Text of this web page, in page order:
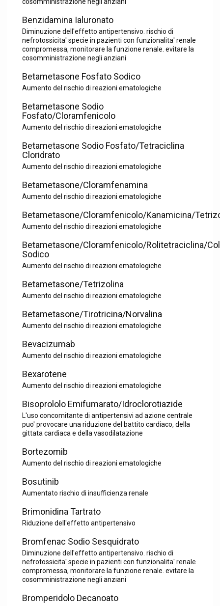
Benzidamina Ialuronato
Diminuzione dell'effetto antipertensivo. rischio di
nefrotossicita' specie in pazienti con funzionalita' renale
compromessa, monitorare la funzione renale. evitare la
cosomministrazione negli anziani
Betametasone Fosfato Sodico
Aumento del rischio di reazioni ematologiche
Betametasone Sodio
Fosfato/Cloramfenicolo
Aumento del rischio di reazioni ematologiche
Betametasone Sodio Fosfato/Tetraciclina
Cloridrato
Aumento del rischio di reazioni ematologiche
Betametasone/Cloramfenamina
Aumento del rischio di reazioni ematologiche
Betametasone/Cloramfenicolo/Kanamicina/
Aumento del rischio di reazioni ematologiche
Betametasone/Cloramfenicolo/Rolitetraciclina/
Sodico
Aumento del rischio di reazioni ematologiche
Betametasone/Tetrizolina
Aumento del rischio di reazioni ematologiche
Betametasone/Tirotricina/Norvalina
Aumento del rischio di reazioni ematologiche
Bevacizumab
Aumento del rischio di reazioni ematologiche
Bexarotene
Aumento del rischio di reazioni ematologiche
Bisoprololo Emifumarato/Idroclorotiazide
L'uso concomitante di antipertensivi ad azione centrale
puo' provocare una riduzione del battito cardiaco, della
gittata cardiaca e della vasodilatazione
Bortezomib
Aumento del rischio di reazioni ematologiche
Bosutinib
Aumentato rischio di insufficienza renale
Brimonidina Tartrato
Riduzione dell'effetto antipertensivo
Bromfenac Sodio Sesquidrato
Diminuzione dell'effetto antipertensivo. rischio di
nefrotossicita' specie in pazienti con funzionalita' renale
compromessa, monitorare la funzione renale. evitare la
cosomministrazione negli anziani
Bromperidolo Decanoato